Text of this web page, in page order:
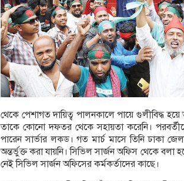
থেকে পেশাগত দায়িত্ব পালনকালে পায়ে গুলীবিদ্ধ
তাকে কোনো দফতর থেকে সহায়তা করেনি।
পারেন সার্ভার লকড। গত মার্চ মাসে তিনি ঢাকা
অন্তর্ভুক্ত করা যায়নি। সিভিল সার্জন অফিস থেকে
নেই সিভিল সার্জন অফিসের কর্মকর্তাদের কাছে।